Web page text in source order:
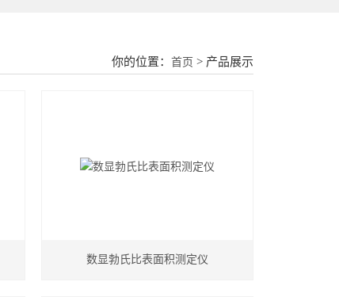
你的位置：首页 > 产品展示
数显勃氏比表面积测定仪